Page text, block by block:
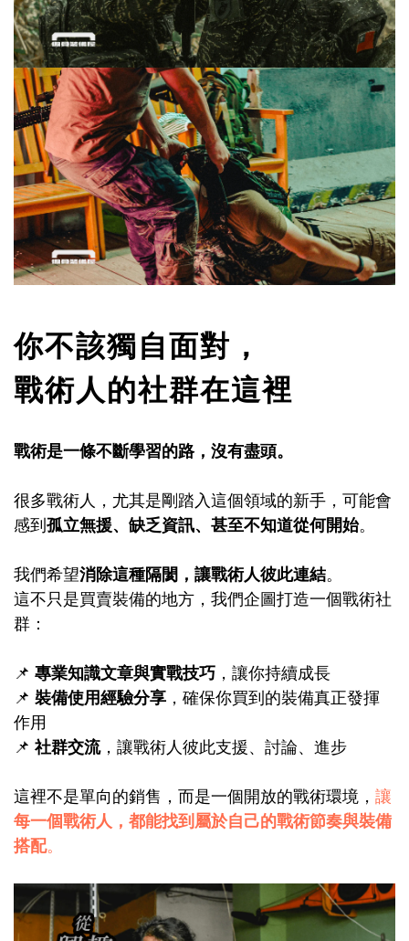
你不該獨自面對，
戰術人的社群在這裡
戰術是一條不斷學習的路，沒有盡頭。
很多戰術人，尤其是剛踏入這個領域的新手，可能會
感到 孤立無援、缺乏資訊、甚至不知道從何開始。
我們希望消除這種隔閡，讓戰術人彼此連結。
這不只是買賣裝備的地方，我們企圖打造一個戰術社
群：
📌 專業知識文章與實戰技巧 ，讓你持續成長
📌 裝備使用經驗分享 ，確保你買到的裝備真正發揮
作用
📌 社群交流，讓戰術人彼此支援、討論、進步
這裡不是單向的銷售，而是一個開放的戰術環境， 讓
每一個戰術人，都能找到屬於自己的戰術節奏與裝備
搭配。